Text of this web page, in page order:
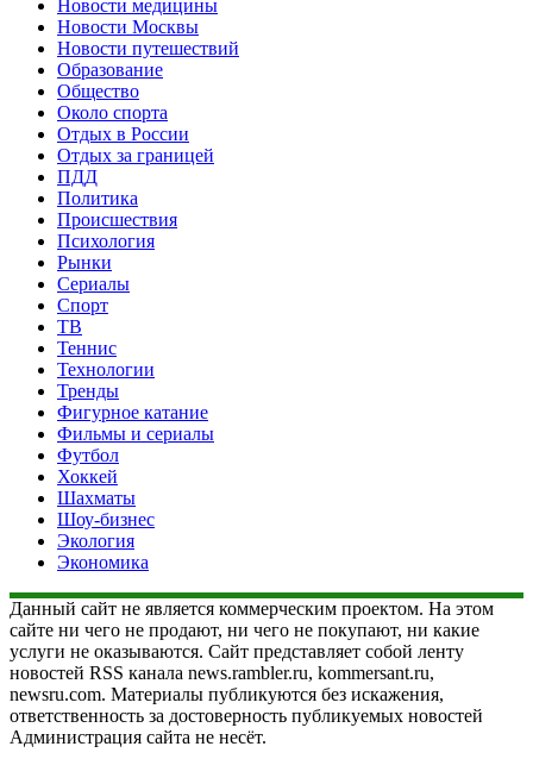
Новости медицины
Новости Москвы
Новости путешествий
Образование
Общество
Около спорта
Отдых в России
Отдых за границей
ПДД
Политика
Происшествия
Психология
Рынки
Сериалы
Спорт
ТВ
Теннис
Технологии
Тренды
Фигурное катание
Фильмы и сериалы
Футбол
Хоккей
Шахматы
Шоу-бизнес
Экология
Экономика
Данный сайт не является коммерческим проектом. На этом
сайте ни чего не продают, ни чего не покупают, ни какие
услуги не оказываются. Сайт представляет собой ленту
новостей RSS канала news.rambler.ru, kommersant.ru,
newsru.com. Материалы публикуются без искажения,
ответственность за достоверность публикуемых новостей
Администрация сайта не несёт.